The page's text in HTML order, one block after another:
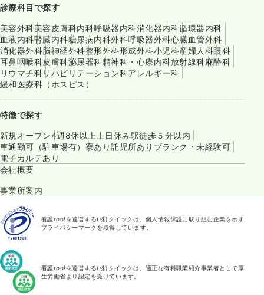
診療科目で探す
美容外科美容皮膚科内科呼吸器内科消化器内科循環器内科
血液内科腎臓内科糖尿病内科外科呼吸器外科心臓血管外科
消化器外科脳神経外科整形外科形成外科小児科産婦人科眼科
耳鼻咽喉科皮膚科泌尿器科精神科・心療内科放射線科麻酔科
リウマチ科リハビリテーション科アレルギー科
緩和医療科（ホスピス）
特徴で探す
新規オープン4週8休以上 土日休み駅徒歩５分以内
車通勤可（駐車場有） 寮あり託児所あり ブランク・未経験可
電子カルテあり
会社概要
事業所案内
看護roo!を運営する(株)クイックは、個人情報保護に取り組む企業を示す
プライバシーマークを取得しています。
看護roo!を運営する(株)クイックは、適正な有料職業紹介事業者として厚
生労働省より認定を受けています。